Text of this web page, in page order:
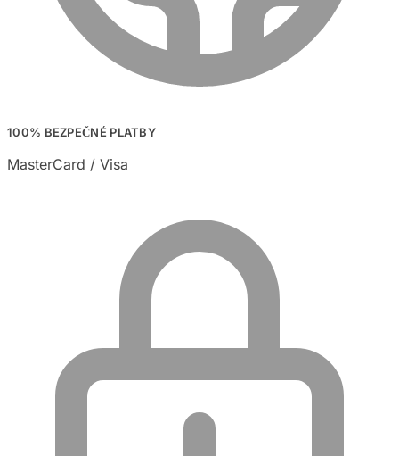
100% BEZPEČNÉ PLATBY
MasterCard / Visa